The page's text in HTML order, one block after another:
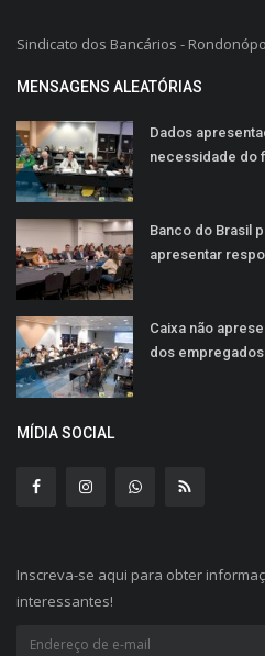
Sindicato dos Bancários -
MENSAGENS ALEATÓRIAS
Dados
necessidade do
Banco do Brasil
apresentar
Caixa não
dos empregados
MÍDIA SOCIAL
Inscreva-se aqui para obter
interessantes!